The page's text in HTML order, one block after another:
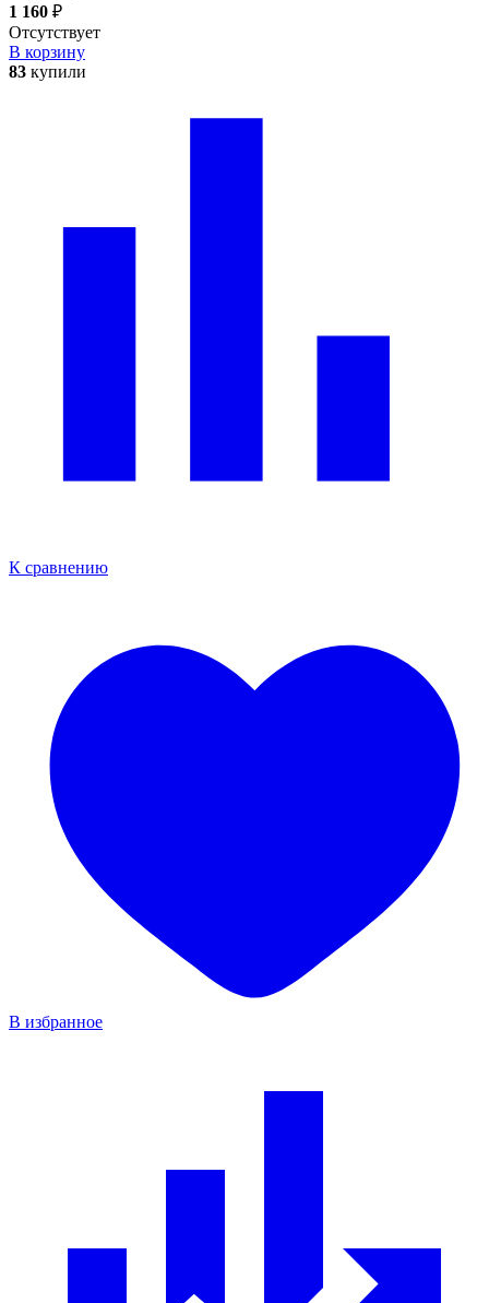
1 160 ₽
Отсутствует
В корзину
83 купили
К сравнению
В избранное